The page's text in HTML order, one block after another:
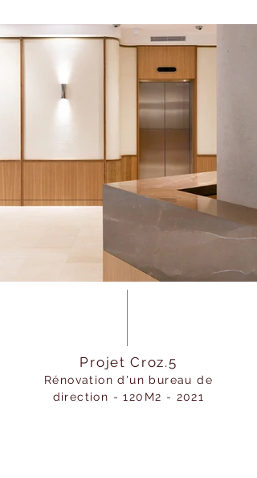
Projet Croz.5
Rénovation d'un bureau de
direction - 120M2 - 2021